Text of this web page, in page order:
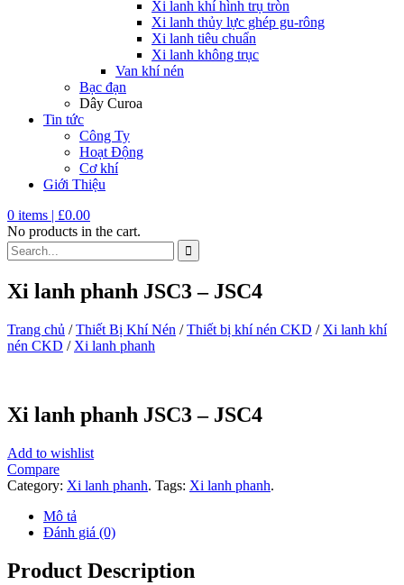
Xi lanh khí hình trụ tròn
Xi lanh thủy lực ghép gu-rông
Xi lanh tiêu chuẩn
Xi lanh không trục
Van khí nén
Bạc đạn
Dây Curoa
Tin tức
Công Ty
Hoạt Động
Cơ khí
Giới Thiệu
0 items | £0.00
No products in the cart.
Xi lanh phanh JSC3 – JSC4
Trang chủ /Thiết Bị Khí Nén /Thiết bị khí nén CKD / Xi lanh khí
nén CKD / Xi lanh phanh
Xi lanh phanh JSC3 – JSC4
Add to wishlist
Compare
Category: Xi lanh phanh. Tags: Xi lanh phanh.
Mô tả
Đánh giá (0)
Product Description